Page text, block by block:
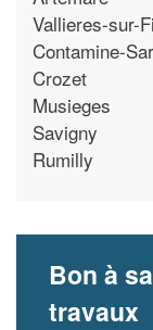
Vallieres-sur-
Contamine-
Crozet
Musieges
Savigny
Rumilly
Bon à
travaux